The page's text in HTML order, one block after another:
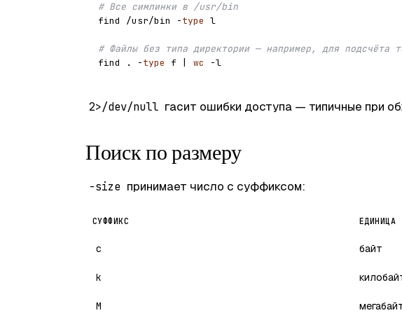
# Все симлинки в /usr/bin
find /usr/bin -type l
# Файлы без типа директории — например, для подсчёта
find . -type f | wc
2>/dev/null гасит ошибки доступа — типичные при
Поиск по размеру
-size принимает число с суффиксом:
СУФФИКС ЕДИНИЦА
c байт
k
M